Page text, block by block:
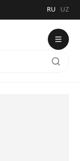
RU UZ